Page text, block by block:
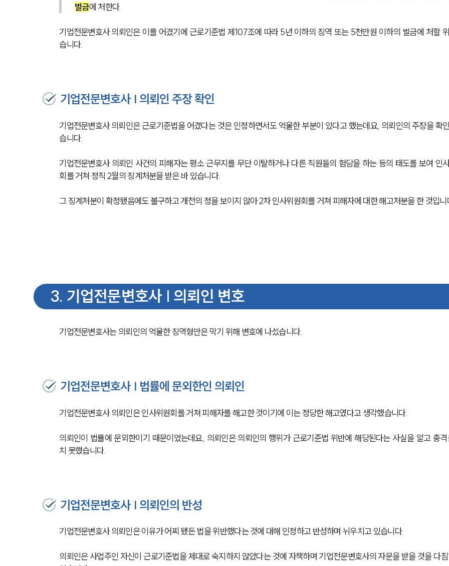
벌금에 처한다.
기업전문변호사 의뢰인은 이를 어겼기에 근로기준법 제107조에 따라 5년 이하의 징역 또는 5천만원 이하의 벌금에 처할
습니다.
기업전문변호사 | 의뢰인 주장 확인
기업전문변호사 의뢰인은 근로기준법을 어겼다는 것은 인정하면서도 억울한 부분이 있다고 했는데요, 의뢰인의 주장을 확
습니다.
기업전문변호사 의뢰인 사건의 피해자는 평소 근무지를 무단 이탈하거나 다른 직원들의 험담을 하는 등의 태도를 보여 인
회를 거쳐 정직 2월의 징계처분을 받은 바 있습니다.
그 징계처분이 확정됐음에도 불구하고 개전의 정을 보이지 않아 2차 인사위원회를 거쳐 피해자에 대한 해고처분을 한 것입니
3. 기업전문변호사 | 의뢰인 변호
기업전문변호사는 의뢰인의 억울한 징역형만은 막기 위해 변호에 나섰습니다.
기업전문변호사 | 법률에 문외한인 의뢰인
기업전문변호사 의뢰인은 인사위원회를 거쳐 피해자를 해고한 것이기에 이는 정당한 해고였다고 생각했습니다.
의뢰인이 법률에 문외한이기 때문이었는데요, 의뢰인은 의뢰인의 행위가 근로기준법 위반에 해당된다는 사실을 알고 충
치 못했습니다.
기업전문변호사 | 의뢰인의 반성
기업전문변호사 의뢰인은 이유가 어찌 됐든 법을 위반했다는 것에 대해 인정하고 반성하며 뉘우치고 있습니다.
의뢰인은 사업주인 자신이 근로기준법을 제대로 숙지하지 않았다는 것에 자책하며 기업전문변호사의 자문을 받을 것을 다